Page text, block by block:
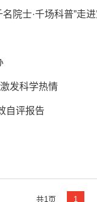
院士·千场科普”走
发科学热情
自评报告
共1页 1